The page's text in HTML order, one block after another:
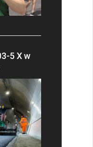
5 X w